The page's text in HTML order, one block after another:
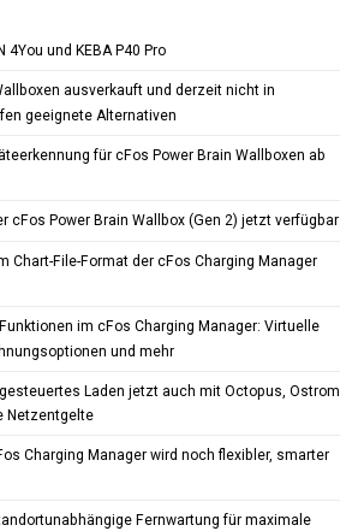
4You und KEBA P40 Pro
ausverkauft und derzeit nicht in
geeignete Alternativen
für cFos Power Brain Wallboxen ab
cFos Power Brain Wallbox (Gen 2) jetzt verfügbar
Chart-File-Format der cFos Charging Manager
im cFos Charging Manager: Virtuelle
und mehr
Laden jetzt auch mit Octopus, Ostrom
Netzentgelte
Charging Manager wird noch flexibler, smarter
Fernwartung für maximale